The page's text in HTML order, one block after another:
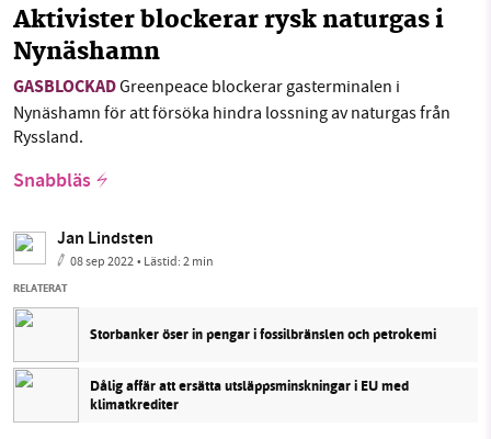
Aktivister blockerar rysk naturgas i
Nynäshamn
GASBLOCKADGreenpeace blockerar gasterminalen i
Nynäshamn för att försöka hindra lossning av naturgas från
Ryssland.
Snabbläs
Jan Lindsten
08 sep 2022• Lästid:2 min
RELATERAT
Storbanker öser in pengar i fossilbränslen och petrokemi
Dålig affär att ersätta utsläppsminskningar i EU med
klimatkrediter